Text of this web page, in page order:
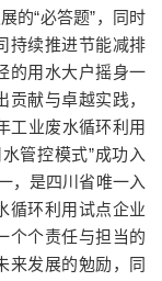
的“必答题”，同时
持续推进节能减排
的用水大户摇身一
献与卓越实践，
工业废水循环利用
管控模式”成功入
，是四川省唯一入
循环利用试点企业
个个责任与担当的
来发展的勉励，同